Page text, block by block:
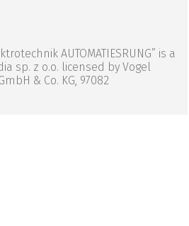
AUTOMATIESRUNG” is a
sp. z o.o. licensed by Vogel
& Co. KG, 97082